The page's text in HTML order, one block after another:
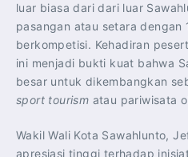
luar biasa dari dari luar
pasangan atau setara dengan
berkompetisi. Kehadiran
ini menjadi bukti kuat bahwa
besar untuk dikembangkan
sport tourism atau pariwisata
Wakil Wali Kota Sawahlunto,
apresiasi tinggi terhadap